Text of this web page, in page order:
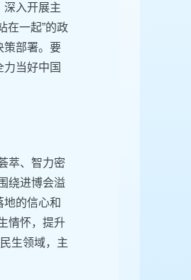
深入开展主
在一起”的政
策部署。要
当好中国
萃、智力密
绕进博会溢
地的信心和
情怀，提升
生领域，主